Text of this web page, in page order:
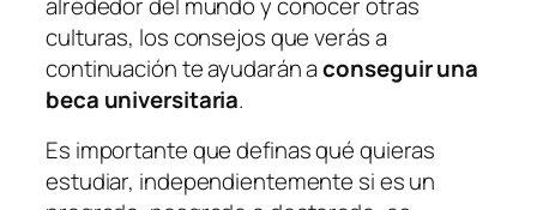
culturas, los consejos que verás a
continuación te ayudarán aconseguir una
beca universitaria.
Es importante que definas qué quieras
estudiar, independientemente si es un